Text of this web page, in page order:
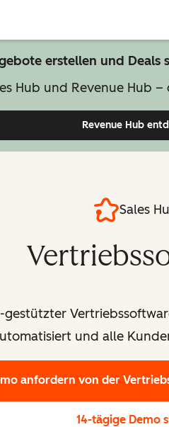
erstellen und Deals
Hub und Revenue Hub
Revenue Hub
Sales
gestützter
und alle
anfordern von der
14-tägige Demo